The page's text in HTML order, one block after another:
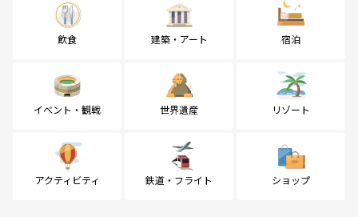
飲食 建築・アート 宿泊
イベント・観戦 世界遺産 リゾート
アクティビティ 鉄道・フライト ショップ